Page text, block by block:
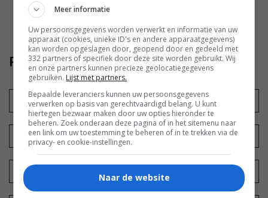
Reageer ook
Meer informatie
Uw persoonsgegevens worden verwerkt en informatie van uw
apparaat (cookies, unieke ID's en andere apparaatgegevens)
kan worden opgeslagen door, geopend door en gedeeld met
332 partners of specifiek door deze site worden gebruikt. Wij
en onze partners kunnen precieze geolocatiegegevens
gebruiken. Lijst met partners.
Bepaalde leveranciers kunnen uw persoonsgegevens
verwerken op basis van gerechtvaardigd belang. U kunt
hiertegen bezwaar maken door uw opties hieronder te
beheren. Zoek onderaan deze pagina of in het sitemenu naar
een link om uw toestemming te beheren of in te trekken via de
privacy- en cookie-instellingen.
Naar de website